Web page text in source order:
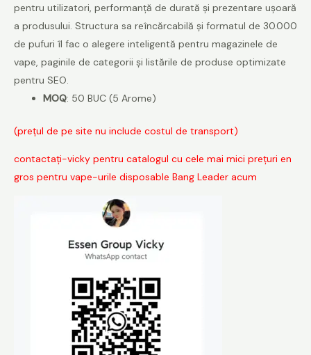
pentru utilizatori, performanță de durată și prezentare ușoară
a produsului. Structura sa reîncărcabilă și formatul de 30.000
de pufuri îl fac o alegere inteligentă pentru magazinele de
vape, paginile de categorii și listările de produse optimizate
pentru SEO.
MOQ: 50 BUC (5 Arome)
(prețul de pe site nu include costul de transport)
contactați-vicky pentru catalogul cu cele mai mici prețuri en
gros pentru vape-urile disposable Bang Leader acum